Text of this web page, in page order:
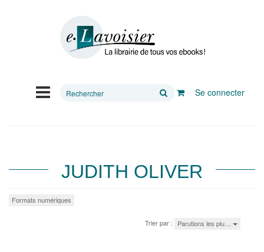
Rechercher
Se connecter
JUDITH OLIVER
Formats numériques
Trier par : Parutions les plu…